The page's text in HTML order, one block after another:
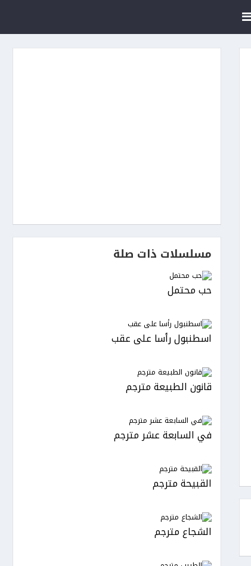
مسلسلات ذات صلة
حب محتمل
اسطنبول رأسا على عقب
قانون الطبيعة مترجم
في السابعة عشر مترجم
القبيحة مترجم
الشجاع مترجم